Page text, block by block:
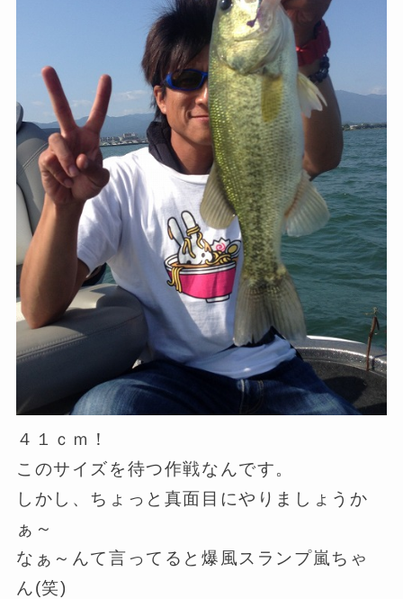
４１ｃｍ！
このサイズを待つ作戦なんです。
しかし、ちょっと真面目にやりましょうか
ぁ～
なぁ～んて言ってると爆風スランプ嵐ちゃ
ん(笑)